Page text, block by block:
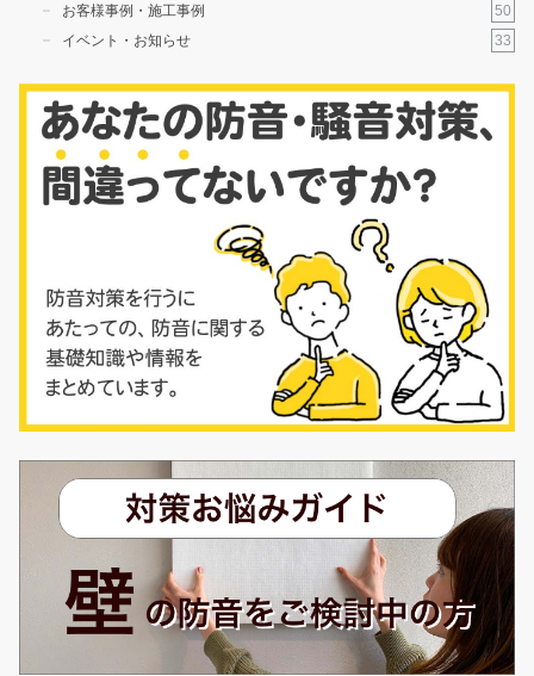
お客様事例・施工事例
50
イベント・お知らせ
33